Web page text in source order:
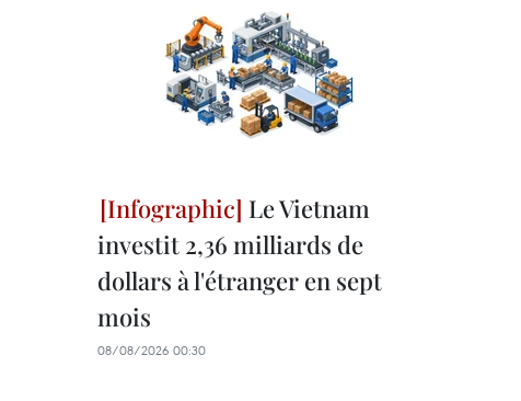
Le Vietnam
investit 2,36 milliards de
dollars à l'étranger en sept
mois
08/08/2026 00:30